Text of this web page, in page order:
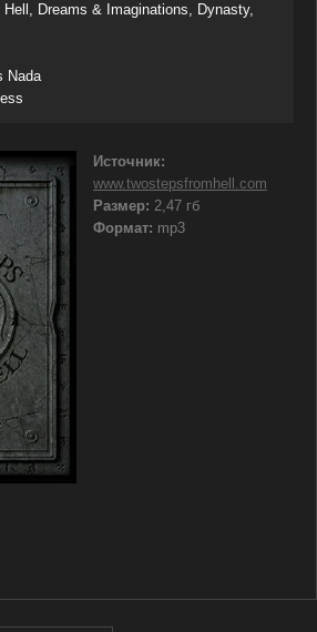
Dreams & Imaginations, Dynasty,
Nada
Источник:
www.twostepsfromhell.com
Размер: 2,47 гб
Формат: mp3